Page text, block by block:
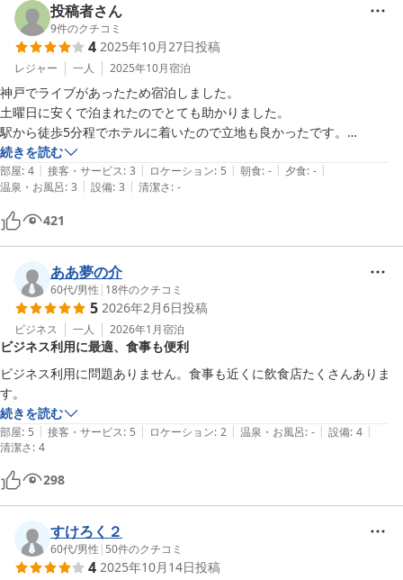
投稿者さん
9件のクチコミ
4 2025年10月27日投稿
レジャー 一人 2025年10月宿泊
神戸でライブがあったため宿泊しました。
土曜日に安くで泊まれたのでとても助かりました。
駅から徒歩5分程でホテルに着いたので立地も良かったです。
外装が古い感じだったので少し不安になりましたが、お部屋も清潔感が
ありました。お風呂の換気扇からずっと雨の音？が聞こえたのが少し気
になりましたが、それ以外は問題なかったです。また機会があったら泊
まりたいです。
続きを読む
部屋: 4 | 接客・サービス: 3 | ロケーション: 5 | 朝食: - | 夕食: - |
温泉・お風呂: 3 | 設備: 3 | 清潔さ: -
421
ああ夢の介
60代/男性 | 18件のクチコミ
5 2026年2月6日投稿
ビジネス 一人 2026年1月宿泊
ビジネス利用に最適、食事も便利
ビジネス利用に問題ありません。食事も近くに飲食店たくさんありま
す。
続きを読む
部屋: 5 | 接客・サービス: 5 | ロケーション: 2 | 温泉・お風呂: - | 設備: 4 |
清潔さ: 4
298
すけろく２
60代/男性 | 50件のクチコミ
4 2025年10月14日投稿